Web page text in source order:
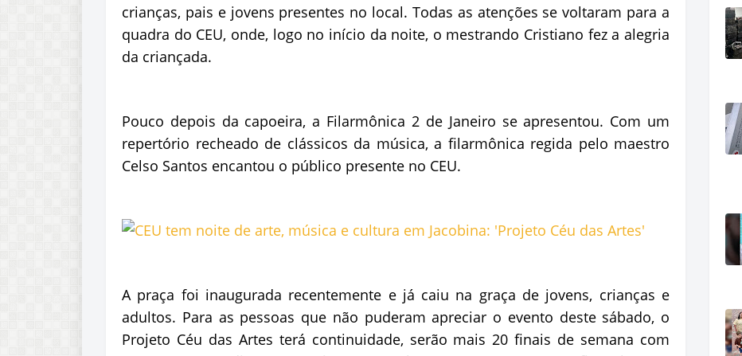
crianças, pais e jovens presentes no local. Todas as atenções se voltaram para a
quadra do CEU, onde, logo no início da noite, o mestrando Cristiano fez a alegria
da criançada.
Pouco depois da capoeira, a Filarmônica 2 de Janeiro se apresentou. Com um
repertório recheado de clássicos da música, a filarmônica regida pelo maestro
Celso Santos encantou o público presente no CEU.
A praça foi inaugurada recentemente e já caiu na graça de jovens, crianças e
adultos. Para as pessoas que não puderam apreciar o evento deste sábado, o
Projeto Céu das Artes terá continuidade, serão mais 20 finais de semana com